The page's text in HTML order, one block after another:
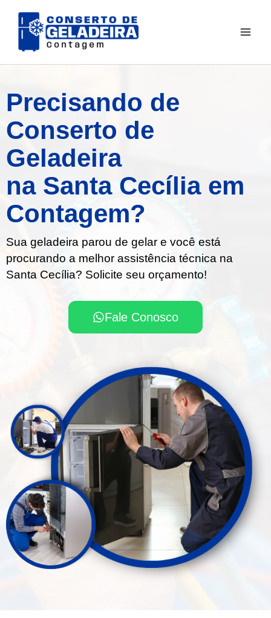
para
Precisando de
Conserto de
Geladeira
na Santa Cecília em
Contagem?
Sua geladeira parou de gelar e você está
procurando a melhor assistência técnica na
Santa Cecília? Solicite seu orçamento!
Fale Conosco